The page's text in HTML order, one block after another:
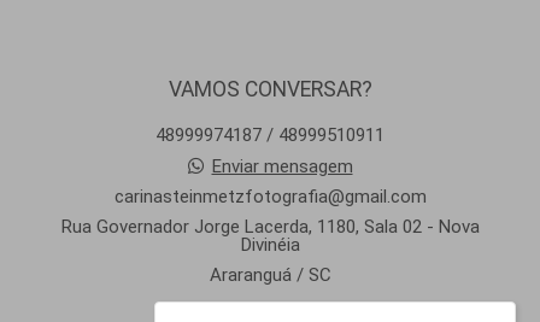
VAMOS CONVERSAR?
48999974187 / 48999510911
Enviar mensagem
carinasteinmetzfotografia@gmail.com
Rua Governador Jorge Lacerda, 1180, Sala 02 - Nova
Divinéia
Araranguá / SC